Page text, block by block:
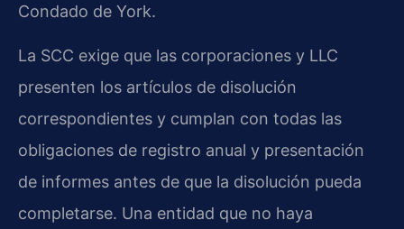
Condado de York.
La SCC exige que las corporaciones y LLC
presenten los artículos de disolución
correspondientes y cumplan con todas las
obligaciones de registro anual y presentación
de informes antes de que la disolución pueda
completarse. Una entidad que no haya